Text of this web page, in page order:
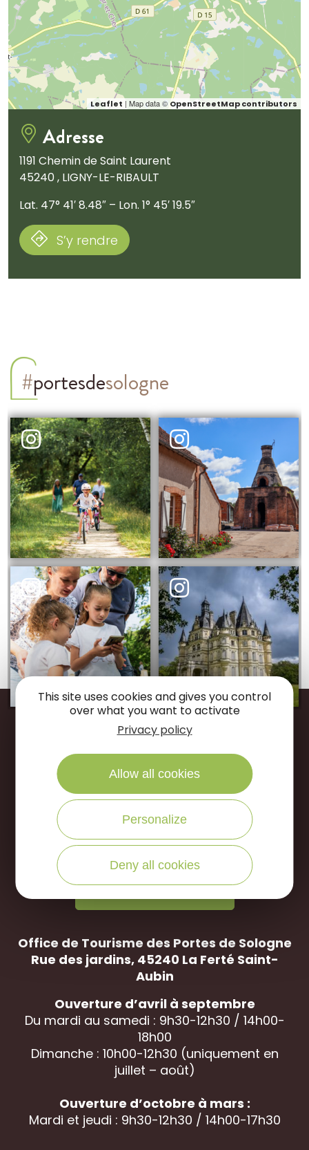
Leaflet | Map data © OpenStreetMap contributors
Adresse
1191 Chemin de Saint Laurent
45240 , LIGNY-LE-RIBAULT
Lat. 47° 41′ 8.48″ – Lon. 1° 45′ 19.5″
S’y rendre
#portesdesologne
Restonsconnectés
Suivez-nous sur
NOUS ÉCRIRE
NOUS APPELER
Office de Tourisme des Portes de Sologne
Rue des jardins, 45240 La Ferté Saint-
Aubin
Ouverture d’avril à septembre
Du mardi au samedi : 9h30-12h30 / 14h00-
18h00
Dimanche : 10h00-12h30 (uniquement en
juillet – août)
Ouverture d’octobre à mars :
Mardi et jeudi : 9h30-12h30 / 14h00-17h30
This site uses cookies and gives you control
over what you want to activate
Privacy policy
Allow all cookies
Personalize
Deny all cookies